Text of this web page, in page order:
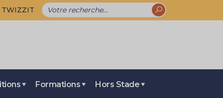
TWIZZIT
Formations Hors Stade